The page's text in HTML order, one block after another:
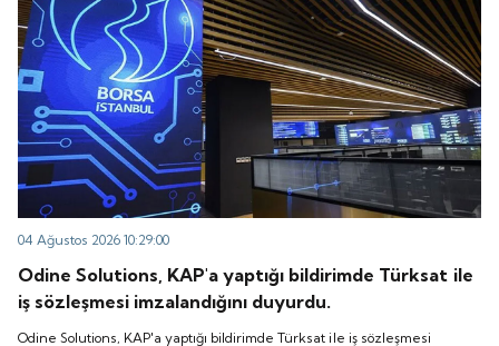
04 Ağustos 2026 10:29:00
Odine Solutions, KAP'a yaptığı bildirimde Türksat ile
iş sözleşmesi imzalandığını duyurdu.
Odine Solutions, KAP'a yaptığı bildirimde Türksat ile iş sözleşmesi